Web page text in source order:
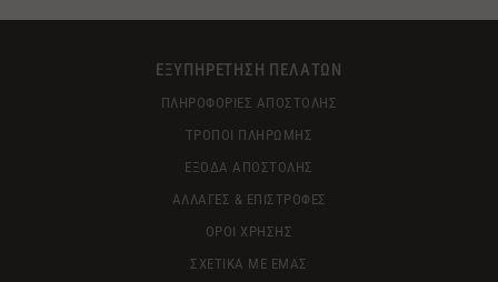
ΕΞΥΠΗΡΕΤΗΣΗ ΠΕΛΑΤΩΝ
ΠΛΗΡΟΦΟΡΙΕΣ ΑΠΟΣΤΟΛΗΣ
ΤΡΟΠΟΙ ΠΛΗΡΩΜΗΣ
ΕΞΟΔΑ ΑΠΟΣΤΟΛΗΣ
ΑΛΛΑΓΕΣ & ΕΠΙΣΤΡΟΦΕΣ
ΟΡΟΙ ΧΡΗΣΗΣ
ΣΧΕΤΙΚΑ ΜΕ ΕΜΑΣ